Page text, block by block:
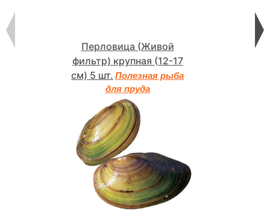
Перловица (Живой
фильтр) крупная (12-17
см) 5 шт. Полезная рыба
для пруда